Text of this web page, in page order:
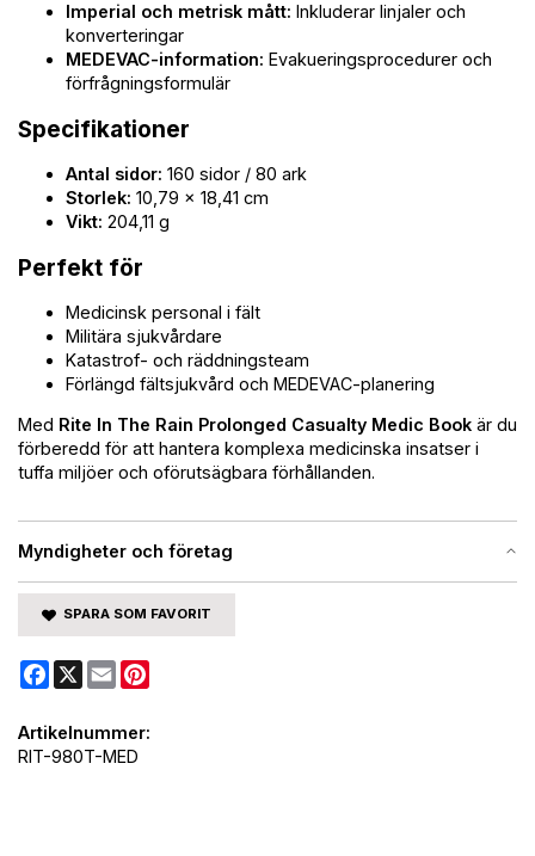
Myndigheter och företag
Imperial och metrisk mått: Inkluderar linjaler och
konverteringar
MEDEVAC-information: Evakueringsprocedurer och
förfrågningsformulär
Specifikationer
Antal sidor: 160 sidor / 80 ark
Storlek: 10,79 x 18,41 cm
Vikt: 204,11 g
Perfekt för
Medicinsk personal i fält
Militära sjukvårdare
Katastrof- och räddningsteam
Förlängd fältsjukvård och MEDEVAC-planering
Med Rite In The Rain Prolonged Casualty Medic Book är du
förberedd för att hantera komplexa medicinska insatser i
tuffa miljöer och oförutsägbara förhållanden.
SPARA SOM FAVORIT
Facebook
X Email
Artikelnummer:
RIT-980T-MED